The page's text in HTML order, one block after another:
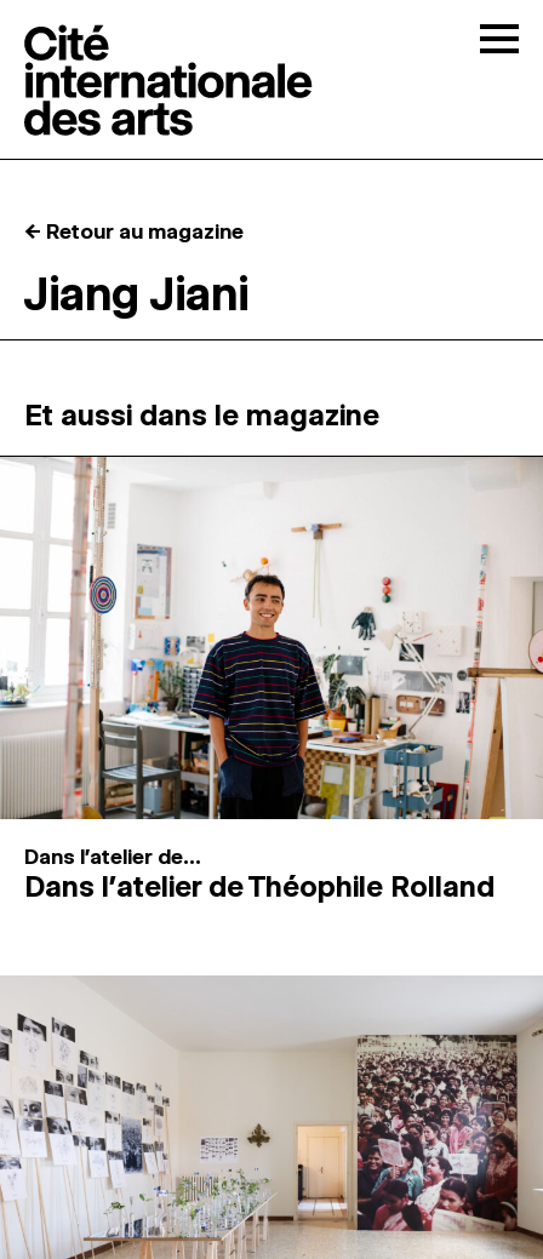
RÉSIDENCES ↓
ATELIERS OUVERTS
PROGRAMMATION
MAGAZINE
ESPACES DE PRATIQUE ARTISTIQUE ↓
Recherche
Connexion
← Retour au magazine
Jiang Jiani
Et aussi dans le magazine
Dans l'atelier de...
Dans l’atelier de Théophile Rolland